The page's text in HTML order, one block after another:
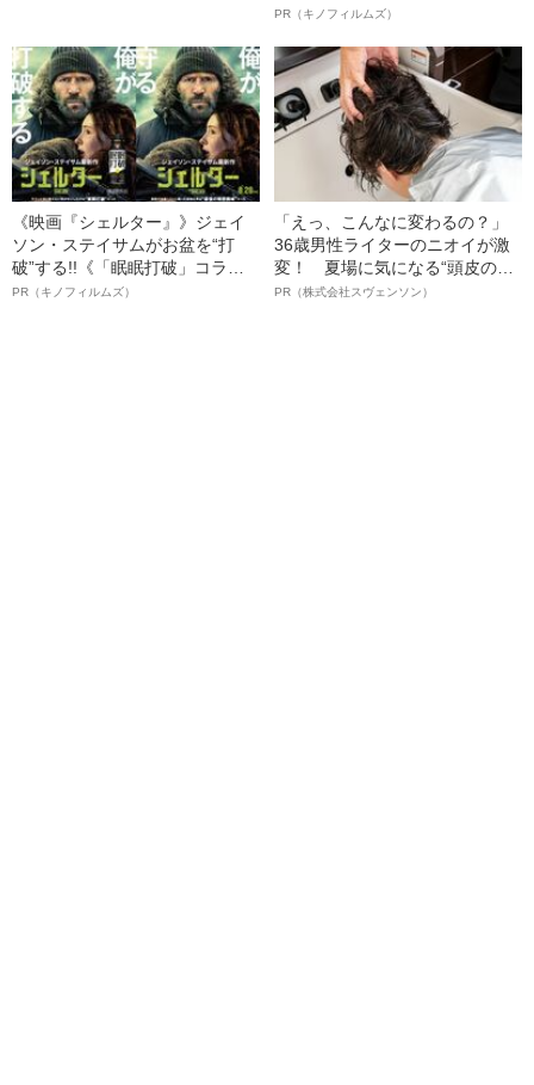
ルインタビュー“観客を魅了した
語る”《日本興収70億円突破》
PR（キノフィルムズ）
《映画『シェルター』》ジェイ
ソン・ステイサムがお盆を“打
破”する!!《「眠眠打破」コラ
ボ》
PR（キノフィルムズ）
「えっ、こんなに変わるの？」
36歳男性ライターのニオイが激
変！ 夏場に気になる“頭皮のニ
オイ”や“ベタつき”を解消す
PR（株式会社スヴェンソン）